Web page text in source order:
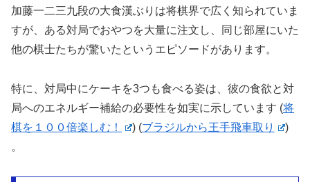
加藤一二三九段の大食漢ぶりは将棋界で広く知られていま
すが、ある対局でおやつを大量に注文し、同じ部屋にいた
他の棋士たちが驚いたというエピソードがあります。
特に、対局中にケーキを3つも食べる姿は、彼の食欲と対
局へのエネルギー補給の必要性を如実に示しています​ (将
棋を１００倍楽しむ！
)(ブラジルから王手飛車取り )​
。